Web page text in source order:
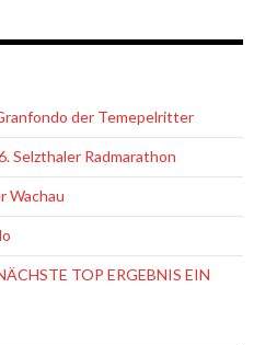
der Temepelritter
Selzthaler Radmarathon
Wachau
TOP ERGEBNIS EIN